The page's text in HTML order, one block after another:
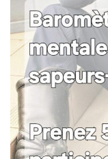
L’ARTICLE